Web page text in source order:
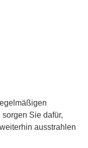
Sie dafür,
ausstrahlen